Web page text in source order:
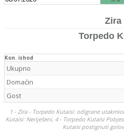
Zira
Torpedo
Kon. ishod
Ukupno
Domaćin
Gost
1 - Zira - Torpedo Kutaisi: odigrane
Kutaisi: Neriješeni, 4 - Torpedo Kutaisi
Kutaisi postignuti